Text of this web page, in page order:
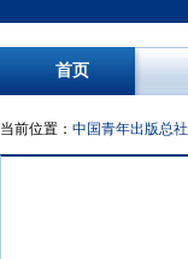
首页
当前位置： 中国青年出版总社